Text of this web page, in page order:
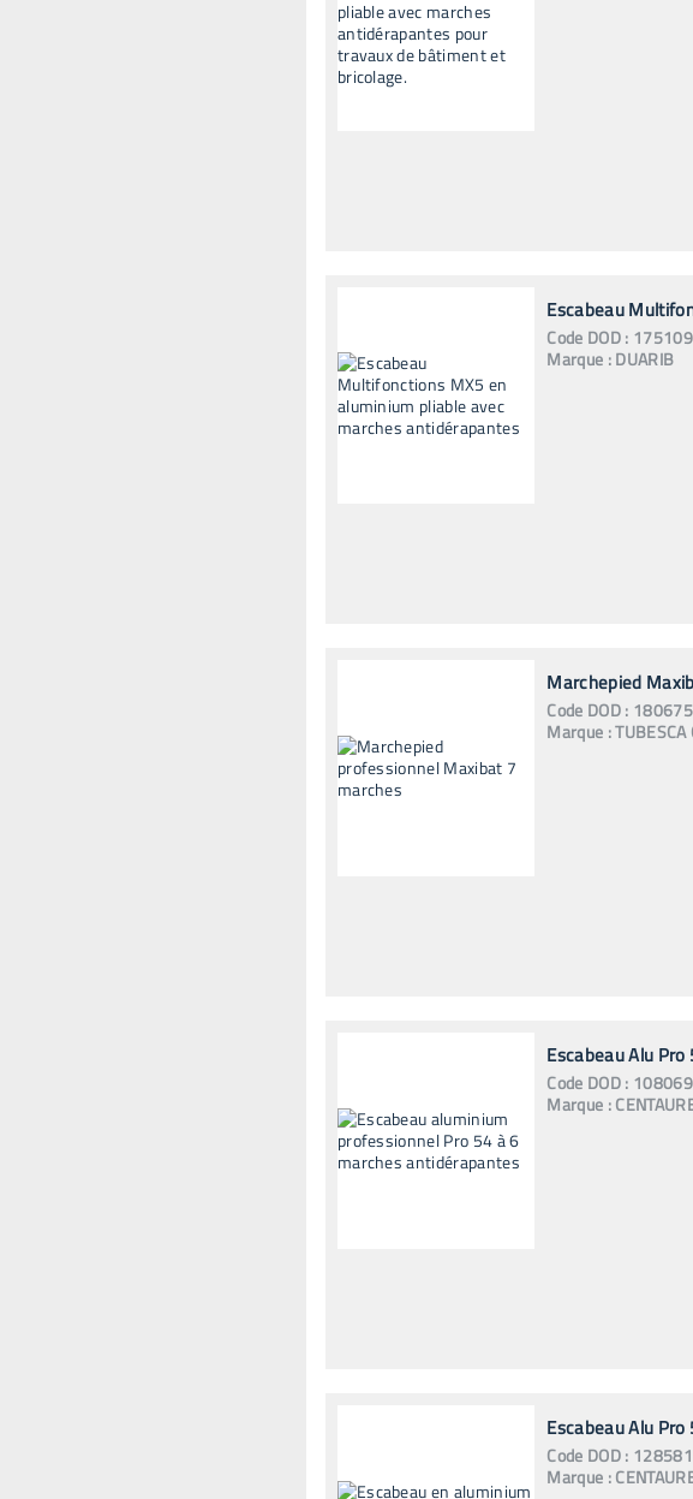
Escabeau
Code DOD: 175109
Marque :DUARIB
Marchepied
Code DOD: 180675
Marque :TUBESCA
Escabeau Alu
Code DOD: 108069
Marque :
Escabeau Alu
Code DOD: 128581
Marque :